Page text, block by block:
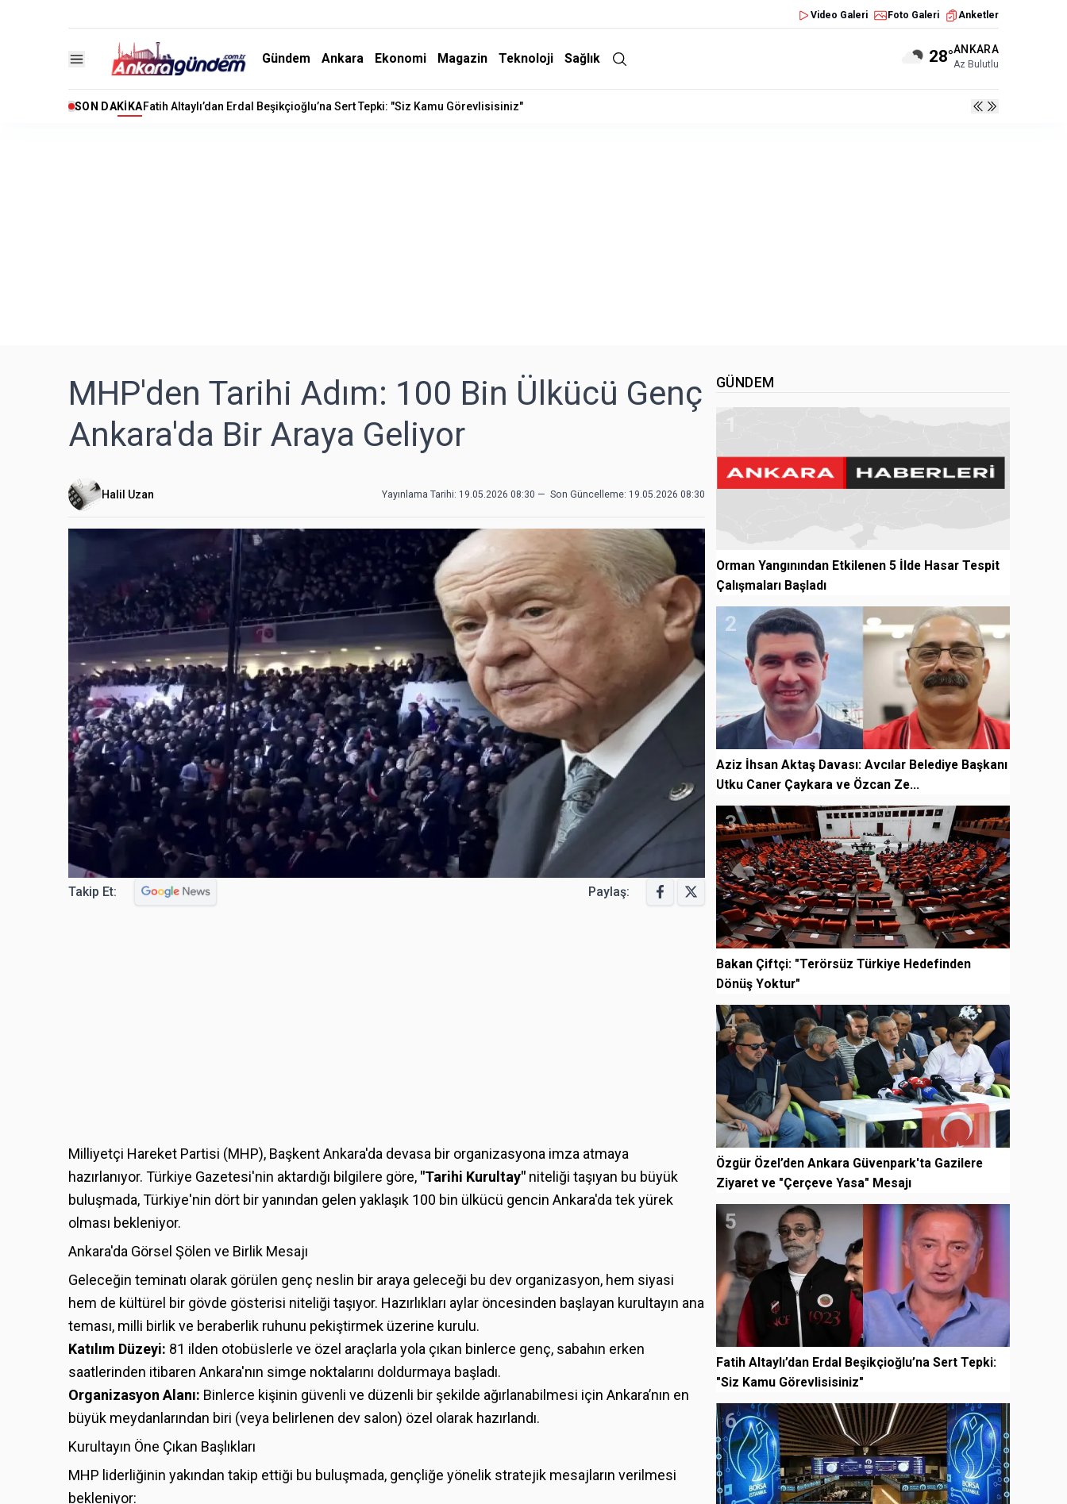
Video Galeri Foto Galeri Anketler
Gündem Ankara Ekonomi Magazin Teknoloji Sağlık 28°ANKARA
Az Bulutlu
SON DAKIKAFatih Altaylı’dan Erdal Beşikçioğlu’na Sert Tepki: "Siz Kamu Görevlisisiniz"
MHP'den Tarihi Adım: 100 Bin Ülkücü Genç
Ankara'da Bir Araya Geliyor
Halil Uzan Yayınlama Tarihi: 19.05.2026 08:30 — Son Güncelleme: 19.05.2026 08:30
Takip Et: Paylaş:
Milliyetçi Hareket Partisi (MHP), Başkent Ankara'da devasa bir organizasyona imza atmaya
hazırlanıyor. Türkiye Gazetesi'nin aktardığı bilgilere göre, "Tarihi Kurultay" niteliği taşıyan bu büyük
buluşmada, Türkiye'nin dört bir yanından gelen yaklaşık 100 bin ülkücü gencin Ankara'da tek yürek
olması bekleniyor.
Ankara'da Görsel Şölen ve Birlik Mesajı
Geleceğin teminatı olarak görülen genç neslin bir araya geleceği bu dev organizasyon, hem siyasi
hem de kültürel bir gövde gösterisi niteliği taşıyor. Hazırlıkları aylar öncesinden başlayan kurultayın ana
teması, milli birlik ve beraberlik ruhunu pekiştirmek üzerine kurulu.
Katılım Düzeyi: 81 ilden otobüslerle ve özel araçlarla yola çıkan binlerce genç, sabahın erken
saatlerinden itibaren Ankara'nın simge noktalarını doldurmaya başladı.
Organizasyon Alanı: Binlerce kişinin güvenli ve düzenli bir şekilde ağırlanabilmesi için Ankara’nın en
büyük meydanlarından biri (veya belirlenen dev salon) özel olarak hazırlandı.
Kurultayın Öne Çıkan Başlıkları
MHP liderliğinin yakından takip ettiği bu buluşmada, gençliğe yönelik stratejik mesajların verilmesi
bekleniyor:
GÜNDEM
1
Orman Yangınından Etkilenen 5 İlde Hasar Tespit
Çalışmaları Başladı
2
Aziz İhsan Aktaş Davası: Avcılar Belediye Başkanı
Utku Caner Çaykara ve Özcan Ze...
3
Bakan Çiftçi: "Terörsüz Türkiye Hedefinden
Dönüş Yoktur"
4
Özgür Özel’den Ankara Güvenpark'ta Gazilere
Ziyaret ve "Çerçeve Yasa" Mesajı
5
Fatih Altaylı’dan Erdal Beşikçioğlu’na Sert Tepki:
"Siz Kamu Görevlisisiniz"
6